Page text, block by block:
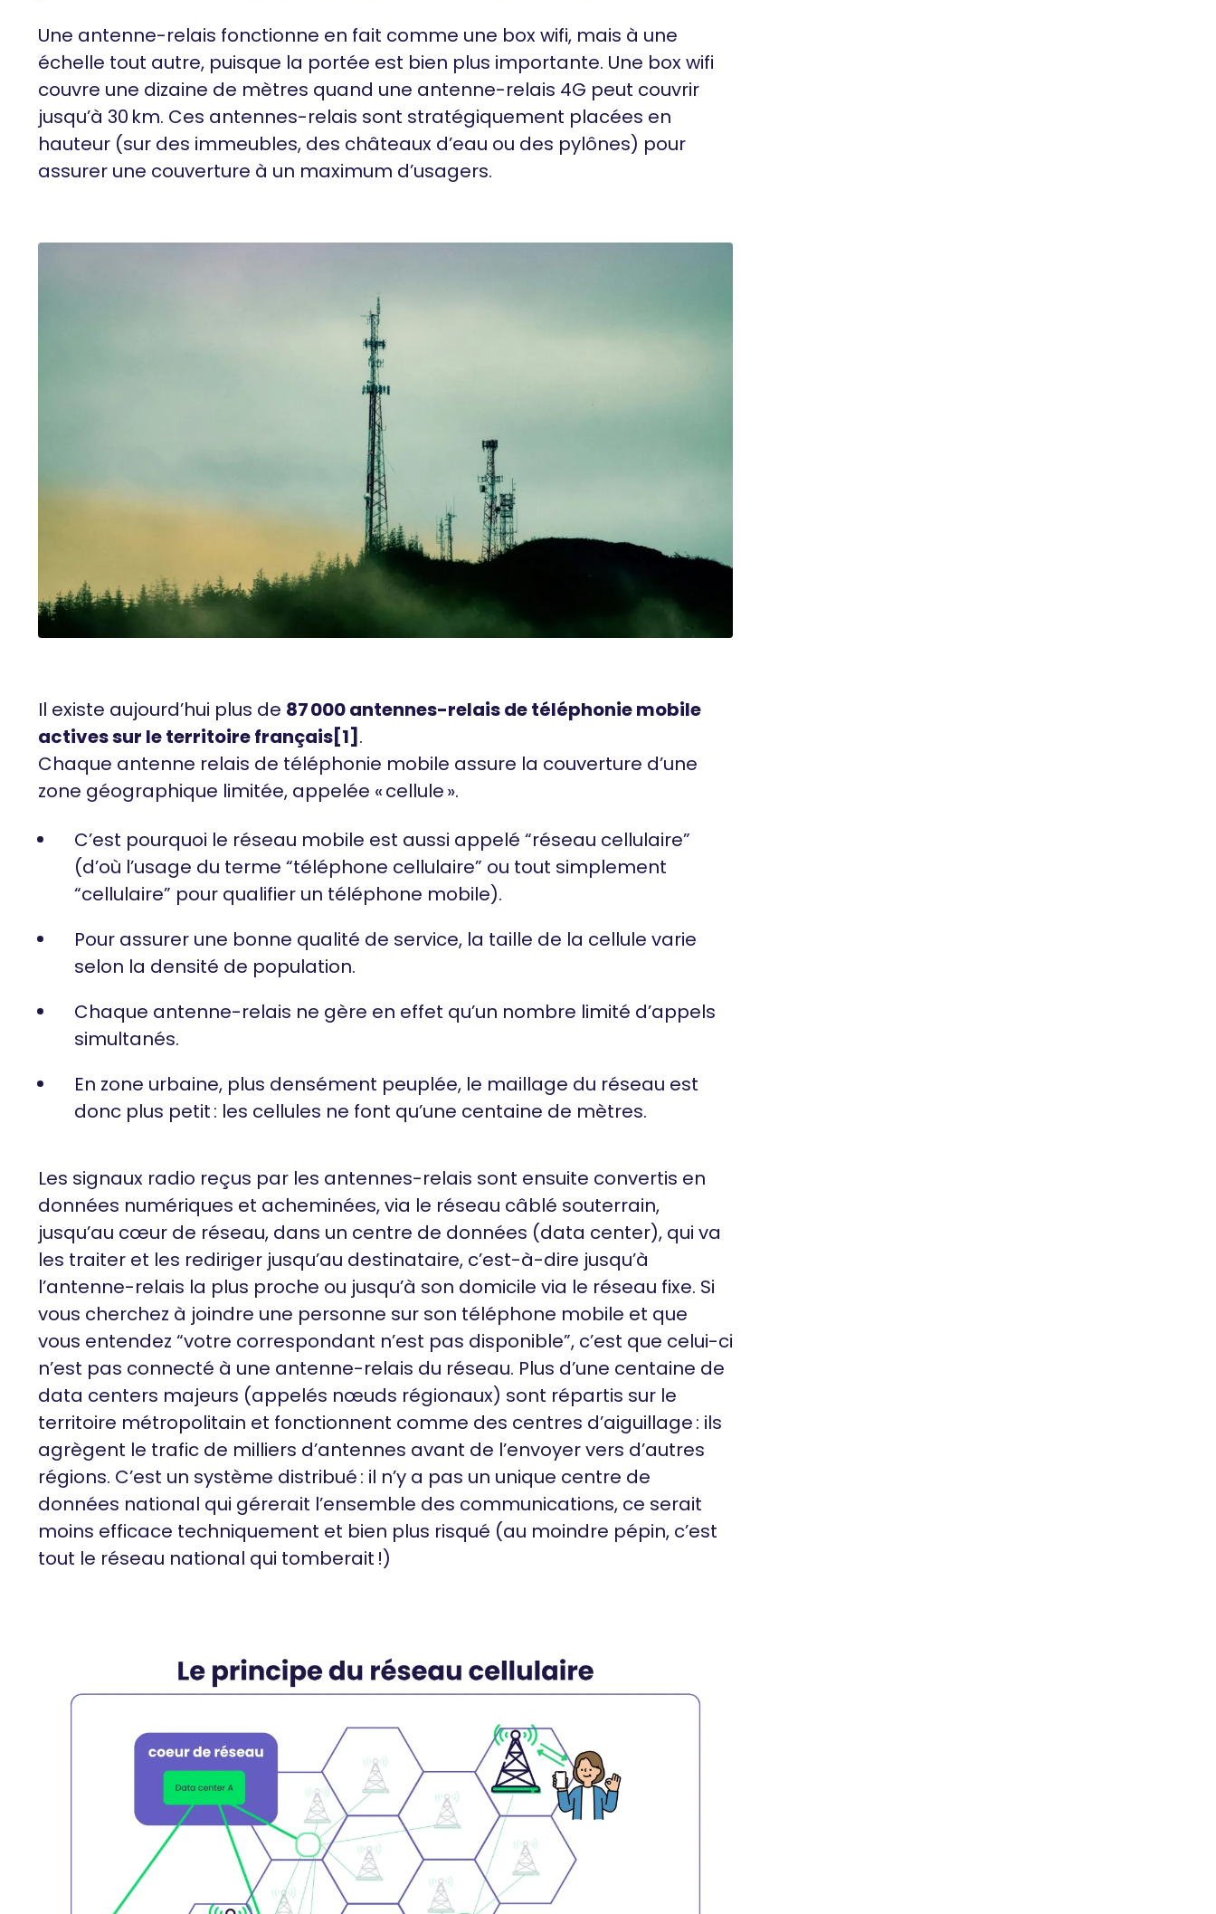
Une antenne-relais fonctionne en fait comme une box wifi, mais à une
échelle tout autre, puisque la portée est bien plus importante. Une box wifi
couvre une dizaine de mètres quand une antenne-relais 4G peut couvrir
jusqu’à 30 km. Ces antennes-relais sont stratégiquement placées en
hauteur (sur des immeubles, des châteaux d’eau ou des pylônes) pour
assurer une couverture à un maximum d’usagers.
Il existe aujourd’hui plus de 87 000 antennes-relais de téléphonie mobile
actives sur le territoire français[1] .
Chaque antenne relais de téléphonie mobile assure la couverture d’une
zone géographique limitée, appelée « cellule ».
C’est pourquoi le réseau mobile est aussi appelé “réseau cellulaire”
(d’où l’usage du terme “téléphone cellulaire” ou tout simplement
“cellulaire” pour qualifier un téléphone mobile).
Pour assurer une bonne qualité de service, la taille de la cellule varie
selon la densité de population.
Chaque antenne-relais ne gère en effet qu’un nombre limité d’appels
simultanés.
En zone urbaine, plus densément peuplée, le maillage du réseau est
donc plus petit : les cellules ne font qu’une centaine de mètres.
Les signaux radio reçus par les antennes-relais sont ensuite convertis en
données numériques et acheminées, via le réseau câblé souterrain,
jusqu’au cœur de réseau, dans un centre de données (data center), qui va
les traiter et les rediriger jusqu’au destinataire, c’est-à-dire jusqu’à
l’antenne-relais la plus proche ou jusqu’à son domicile via le réseau fixe. Si
vous cherchez à joindre une personne sur son téléphone mobile et que
vous entendez “votre correspondant n’est pas disponible”, c’est que celui-ci
n’est pas connecté à une antenne-relais du réseau. Plus d’une centaine de
data centers majeurs (appelés nœuds régionaux) sont répartis sur le
territoire métropolitain et fonctionnent comme des centres d’aiguillage : ils
agrègent le trafic de milliers d’antennes avant de l’envoyer vers d’autres
régions. C’est un système distribué : il n’y a pas un unique centre de
données national qui gérerait l’ensemble des communications, ce serait
moins efficace techniquement et bien plus risqué (au moindre pépin, c’est
tout le réseau national qui tomberait !)